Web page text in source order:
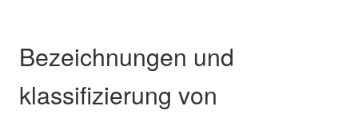
Bezeichnungen und
klassifizierung von